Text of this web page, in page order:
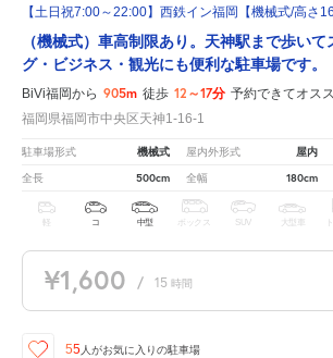
【土日祝7:00～22:00】西鉄イン福岡【機械式/高さ
（機械式）車高制限あり。天神駅まで歩い
グ・ビジネス・観光にも便利な駐車場です。
BiVi福岡から 905m 徒歩 12～17分 予約できてオス
福岡県福岡市中央区天神1-16-1
駐車場形式 機械式 屋内外形式 屋内
全長 500cm 全幅 180cm
軽 コ 中型 ボックス SUV 大型車
¥1,600 / 15 時間
55 人がお気に入りの駐車場